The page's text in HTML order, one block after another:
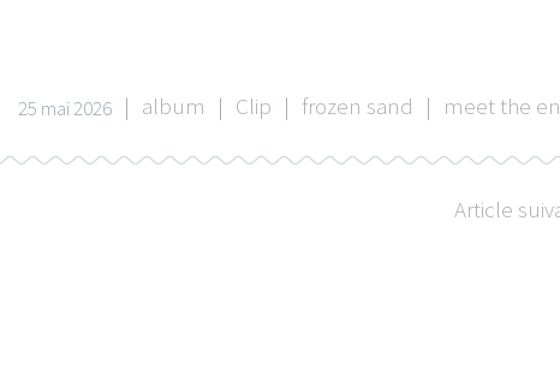
25 mai 2026 | album | Clip | frozen sand | meet the
Article